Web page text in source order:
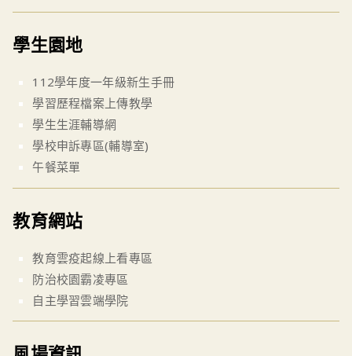
學生園地
112學年度一年級新生手冊
學習歷程檔案上傳教學
學生生涯輔導網
學校申訴專區(輔導室)
午餐菜單
教育網站
教育雲疫起線上看專區
防治校園霸凌專區
自主學習雲端學院